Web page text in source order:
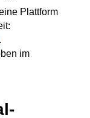
Plattform
im